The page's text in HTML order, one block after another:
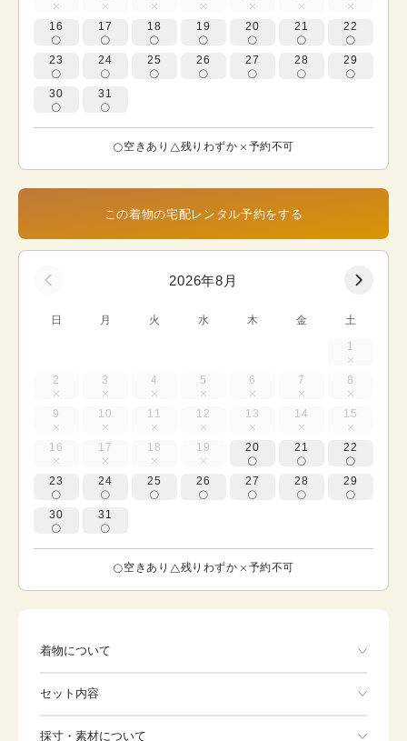
16 17 18 19 20 21 22
23 24 25 26 27 28 29
30 31
空きあり 残りわずか 予約不可
この着物の宅配レンタル予約をする
2026年8月
日 月 火 水 木 金 土
1
2 3 4 5 6 7 8
9 10 11 12 13 14 15
16 17 18 19 20 21 22
23 24 25 26 27 28 29
30 31
空きあり 残りわずか 予約不可
着物について
なります。 黒色の牡丹と桜が女性の魅力を引き出し、ゴー
セット内容
採寸・素材について